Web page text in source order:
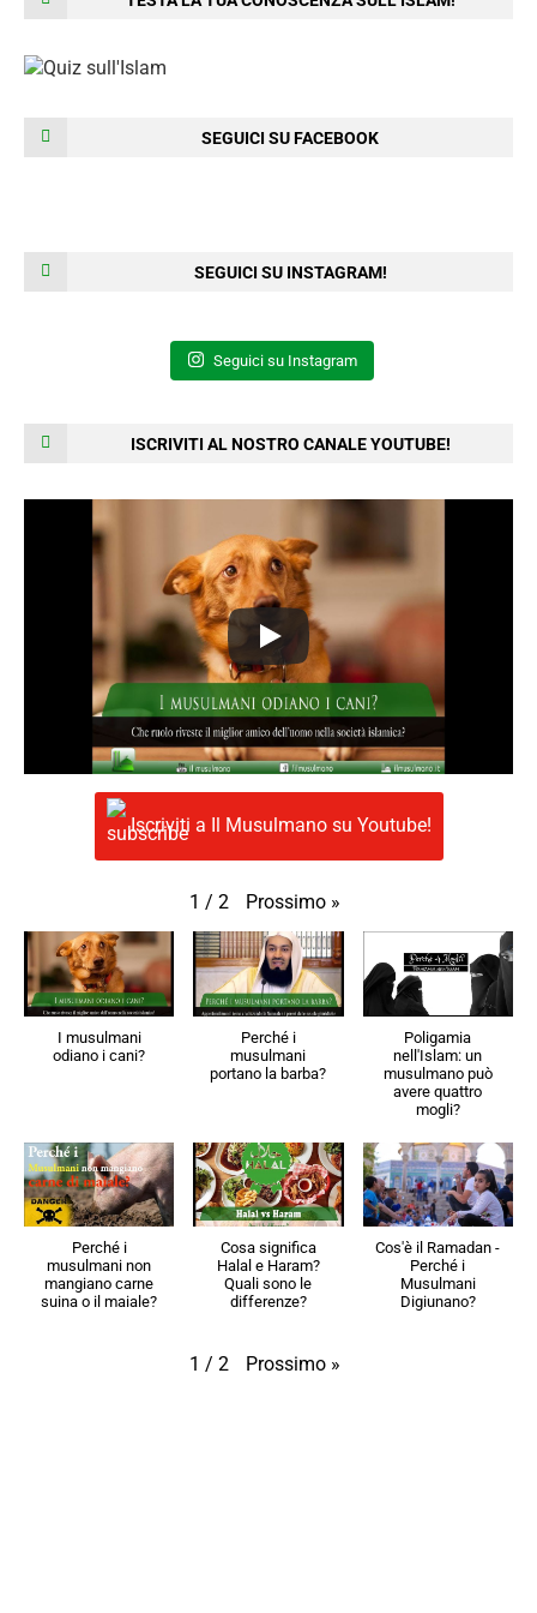
SEGUICI SU FACEBOOK
SEGUICI SU INSTAGRAM!
Seguici su Instagram
ISCRIVITI AL NOSTRO CANALE YOUTUBE!
Iscriviti a Il Musulmano su Youtube!
1 / 2 Prossimo »
I musulmani
odiano i cani?
Perché i
musulmani
portano la barba?
Poligamia
nell'Islam: un
musulmano può
avere quattro
mogli?
Perché i
musulmani non
mangiano carne
suina o il maiale?
Cosa significa
Halal e Haram?
Quali sono le
differenze?
Cos'è il Ramadan -
Perché i
Musulmani
Digiunano?
1 / 2 Prossimo »